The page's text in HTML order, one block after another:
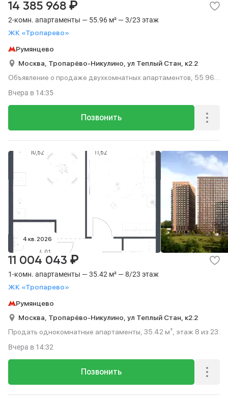
2-комн. апартаменты — 55.96 м² — 3/23 этаж
ЖК «Тропарево»
14 385 968 ₽
Румянцево
Москва, Тропарёво-Никулино, ул Теплый Стан, к2.2
Объявление о продаже двухкомнатных апартаментов, 55.96
Позвонить
Вчера в 14:35
4 кв. 2026
1-комн. апартаменты — 35.42 м² — 8/23 этаж
ЖК «Тропарево»
11 004 043 ₽
Румянцево
Москва, Тропарёво-Никулино, ул Теплый Стан, к2.2
Продать однокомнатные апартаменты, 35.42 м², этаж 8 из 23.
Позвонить
Вчера в 14:32